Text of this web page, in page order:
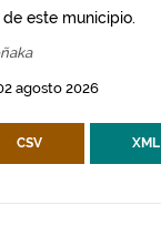
este municipio.
agosto 2026
CSV XML